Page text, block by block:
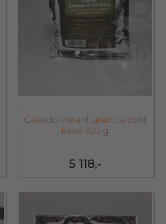
5 118,-
Caleido instant arabica zöld
kávé 100 g